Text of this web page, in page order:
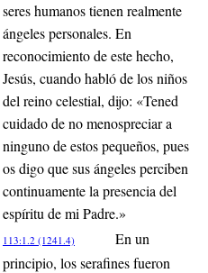
seres humanos tienen realmente
ángeles personales. En
reconocimiento de este hecho,
Jesús, cuando habló de los niños
del reino celestial, dijo: «Tened
cuidado de no menospreciar a
ninguno de estos pequeños, pues
os digo que sus ángeles perciben
continuamente la presencia del
espíritu de mi Padre.»
113:1.2 (1241.4)
En un
principio, los serafines fueron